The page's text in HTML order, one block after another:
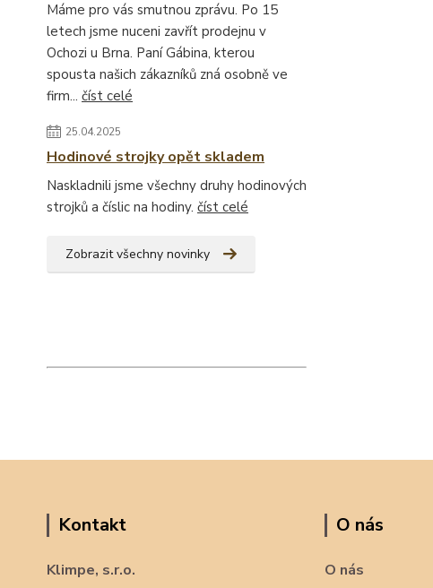
Máme pro vás smutnou zprávu. Po 15
letech jsme nuceni zavřít prodejnu v
Ochozi u Brna. Paní Gábina, kterou
spousta našich zákazníků zná osobně ve
firm... číst celé
25.04.2025
Hodinové strojky opět skladem
Naskladnili jsme všechny druhy hodinových
strojků a číslic na hodiny. číst celé
Zobrazit všechny novinky
Kontakt
Klimpe, s.r.o.
O nás
O nás